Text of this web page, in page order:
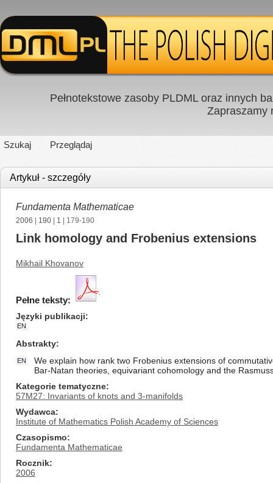
Pełnotekstowe zasoby PLDML oraz innych
Zapraszamy
Szukaj Przeglądaj
Artykuł - szczegóły
Fundamenta Mathematicae
2006 190 1 | 179-190
Link homology and Frobenius extensions
Mikhail Khovanov
Pełne teksty:
Języki publikacji
EN
Abstrakty
EN
We explain how rank two Frobenius extensions of
Bar-Natan theories, equivariant cohomology and the
Kategorie tematyczne
57M27: Invariants of knots and 3-manifolds
Wydawca
Institute of Mathematics Polish Academy of Sciences
Czasopismo
Fundamenta Mathematicae
Rocznik
2006